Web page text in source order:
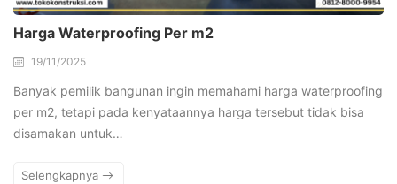
Harga Waterproofing Per m2
19/11/2025
Banyak pemilik bangunan ingin memahami harga waterproofing
per m2, tetapi pada kenyataannya harga tersebut tidak bisa
disamakan untuk…
Selengkapnya